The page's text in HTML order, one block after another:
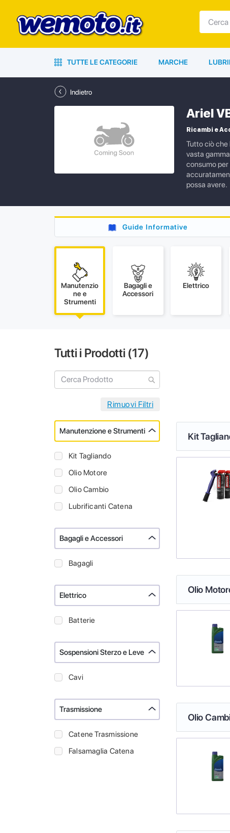
TUTTE LE CATEGORIE MARCHE
Indietro
Ariel
Ricambi e
Tutto ciò che
vasta
consumo
possa avere.
Guide Informative
Manutenzio
ne e
Strumenti
Bagagli e
Accessori
Elettrico
Tutti i Prodotti (17)
Manutenzione e Strumenti
Kit Tagliando
Olio Motore
Olio Cambio
Lubrificanti Catena
Bagagli e Accessori
Bagagli
Elettrico
Batterie
Sospensioni Sterzo e Leve
Cavi
Trasmissione
Catene Trasmissione
Falsamaglia Catena
Kit
Olio
Olio